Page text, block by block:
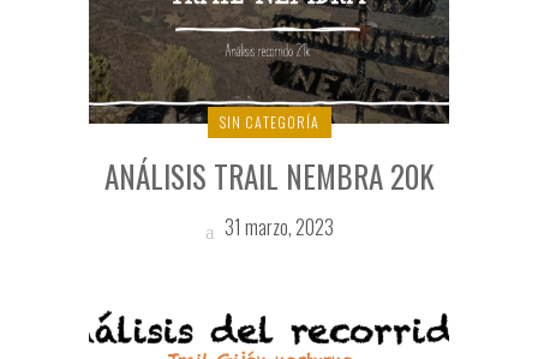
SIN CATEGORÍA
ANÁLISIS TRAIL NEMBRA 20K
31 marzo, 2023